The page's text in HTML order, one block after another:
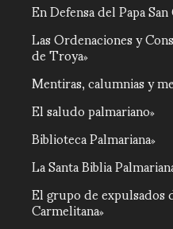
En Defensa del Papa
Las Ordenaciones y
de Troya
Mentiras, calumnias y
El saludo palmariano
Biblioteca Palmariana
La Santa Biblia
El grupo de
Carmelitana